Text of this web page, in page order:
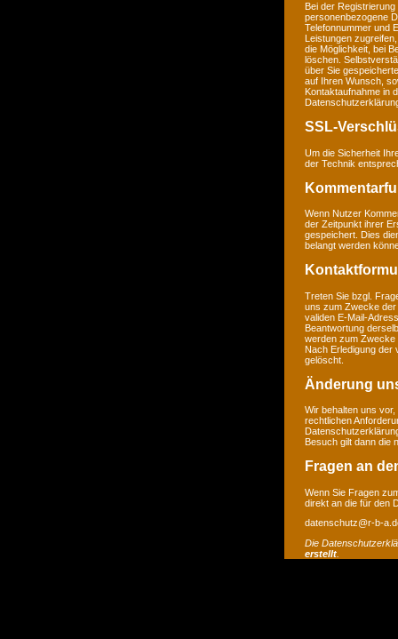
Bei der
personenbezogene
Telefonnummer und
Leistungen
die Möglichkeit, bei
löschen.
über Sie
auf Ihren Wunsch,
Kontaktaufnahme in
SSL-
Um die Sicherheit
der Technik
Wenn Nutzer
der Zeitpunkt ihrer
gespeichert. Dies
belangt werden
Treten Sie bzgl.
uns zum Zwecke der
validen E-Mail-
Beantwortung
werden zum Zwecke
Nach Erledigung der
gelöscht.
Änderung
Wir behalten uns
rechtlichen
Besuch gilt dann die
Fragen an
Wenn Sie Fragen
direkt an die für den
datenschutz@r-b-
Die
erstellt